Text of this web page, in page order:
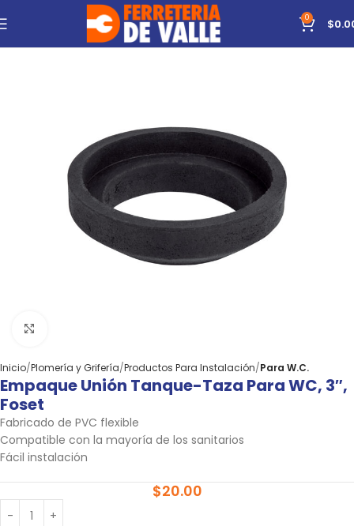
0 $
Inicio Plomería y Grifería Productos Para Instalación Para W.C.
Empaque Unión Tanque-Taza Para WC, 3″,
Foset
Fabricado de PVC flexible
Compatible con la mayoría de los sanitarios
Fácil instalación
$20.00